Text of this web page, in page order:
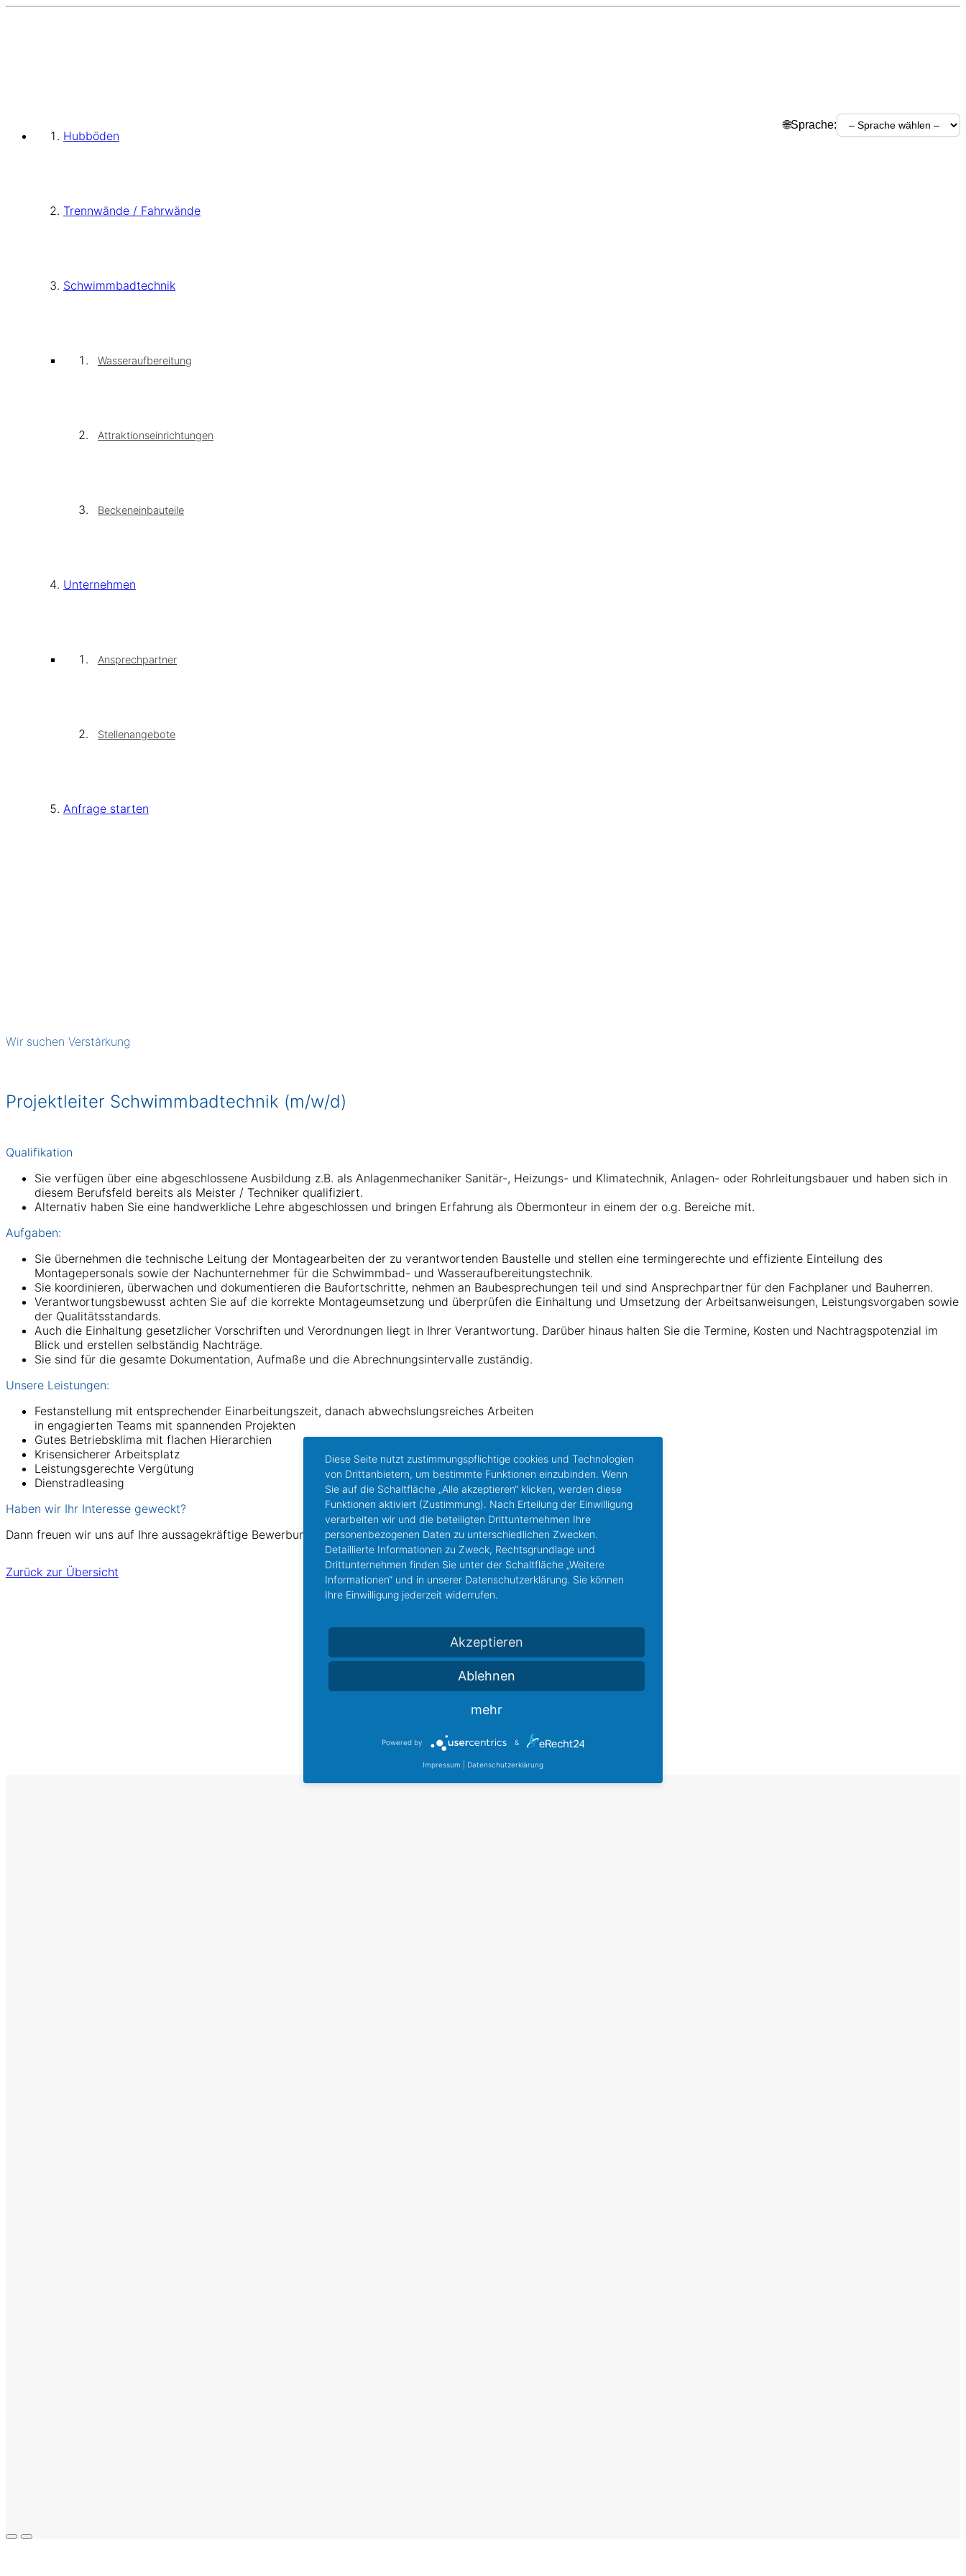
🌐Sprache:
Hubböden
Trennwände / Fahrwände
Schwimmbadtechnik
Wasseraufbereitung
Attraktionseinrichtungen
Beckeneinbauteile
Unternehmen
Ansprechpartner
Stellenangebote
Anfrage starten
Wir suchen Verstärkung
Projektleiter Schwimmbadtechnik (m/w/d)
Qualifikation
Sie verfügen über eine abgeschlossene Ausbildung z.B. als Anlagenmechaniker Sanitär-, Heizungs- und Klimatechnik, Anlagen- oder Rohrleitungsbauer und haben sich in
diesem Berufsfeld bereits als Meister / Techniker qualifiziert.
Alternativ haben Sie eine handwerkliche Lehre abgeschlossen und bringen Erfahrung als Obermonteur in einem der o.g. Bereiche mit.
Aufgaben:
Sie übernehmen die technische Leitung der Montagearbeiten der zu verantwortenden Baustelle und stellen eine termingerechte und effiziente Einteilung des
Montagepersonals sowie der Nachunternehmer für die Schwimmbad- und Wasseraufbereitungstechnik.
Sie koordinieren, überwachen und dokumentieren die Baufortschritte, nehmen an Baubesprechungen teil und sind Ansprechpartner für den Fachplaner und Bauherren.
Verantwortungsbewusst achten Sie auf die korrekte Montageumsetzung und überprüfen die Einhaltung und Umsetzung der Arbeitsanweisungen, Leistungsvorgaben sowie
der Qualitätsstandards.
Auch die Einhaltung gesetzlicher Vorschriften und Verordnungen liegt in Ihrer Verantwortung. Darüber hinaus halten Sie die Termine, Kosten und Nachtragspotenzial im
Blick und erstellen selbständig Nachträge.
Sie sind für die gesamte Dokumentation, Aufmaße und die Abrechnungsintervalle zuständig.
Unsere Leistungen:
Festanstellung mit entsprechender Einarbeitungszeit, danach abwechslungsreiches Arbeiten
in engagierten Teams mit spannenden Projekten
Gutes Betriebsklima mit flachen Hierarchien
Krisensicherer Arbeitsplatz
Leistungsgerechte Vergütung
Dienstradleasing
Haben wir Ihr Interesse geweckt?
Dann freuen wir uns auf Ihre aussagekräftige Bewerbung per E-Mail anm.goerke@wasser-schmidt.de.
Zurück zur Übersicht
Diese Seite nutzt zustimmungspflichtige cookies und Technologien
von Drittanbietern, um bestimmte Funktionen einzubinden. Wenn
Sie auf die Schaltfläche „Alle akzeptieren“ klicken, werden diese
Funktionen aktiviert (Zustimmung). Nach Erteilung der Einwilligung
verarbeiten wir und die beteiligten Drittunternehmen Ihre
personenbezogenen Daten zu unterschiedlichen Zwecken.
Detaillierte Informationen zu Zweck, Rechtsgrundlage und
Drittunternehmen finden Sie unter der Schaltfläche „Weitere
Informationen“ und in unserer Datenschutzerklärung. Sie können
Ihre Einwilligung jederzeit widerrufen.
Akzeptieren
Ablehnen
mehr
Powered by &
Impressum Datenschutzerklärung